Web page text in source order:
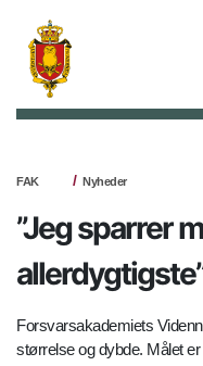
FAK Nyheder
”Jeg sparrer
Forsvarsakademiets
størrelse og dybde. Målet